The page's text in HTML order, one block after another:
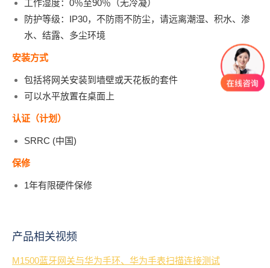
工作湿度：0％至90％（无冷凝）
防护等级：IP30，不防雨不防尘，请远离潮湿、积水、渗
水、结露、多尘环境
安装方式
包括将网关安装到墙壁或天花板的套件
可以水平放置在桌面上
认证（计划）
SRRC (中国)
保修
1年有限硬件保修
产品相关视频
M1500蓝牙网关与华为手环、华为手表扫描连接测试